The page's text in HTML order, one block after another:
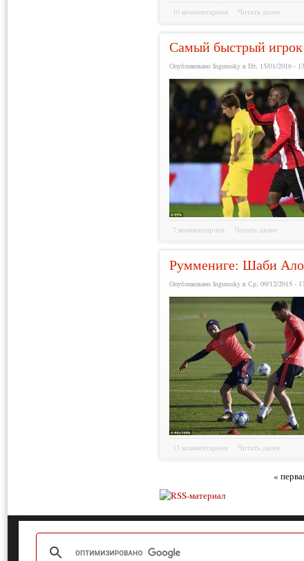
10 комментариев Читать далее
Самый быстрый
Опубликовано Ingumsky в Пт, 15/01/2016 -
7 комментариев Читать далее
Руммениге: Шаби
Опубликовано Ingumsky в Ср, 09/12/2015 -
13 комментариев Читать далее
«